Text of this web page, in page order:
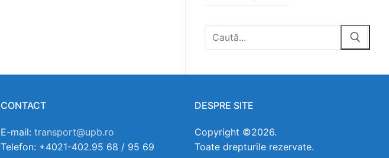
CONTACT
E-mail: transport@upb.ro
Telefon: +4021-402.95 68 / 95 69
DESPRE SITE
Copyright ©2026.
Toate drepturile rezervate.